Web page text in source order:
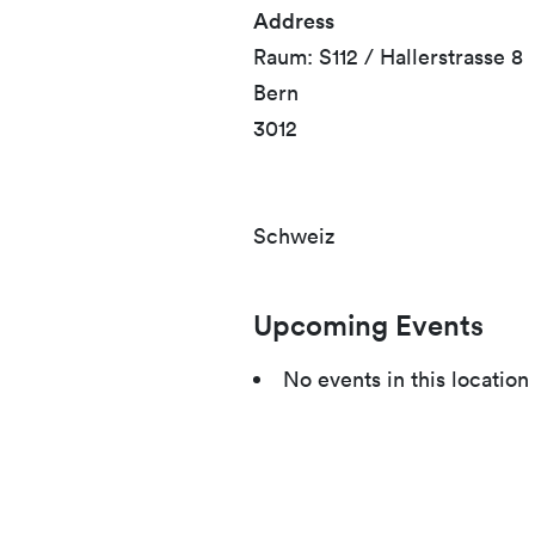
Address
Raum: S112 / Hallerstrasse 8
Bern
3012
Schweiz
Upcoming Events
No events in this location